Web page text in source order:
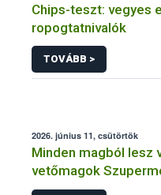
Chips-teszt: vegyes
ropogtatnivalók
TOVÁBB >
2026. június 11, csütörtök
Minden magból lesz
vetőmagok